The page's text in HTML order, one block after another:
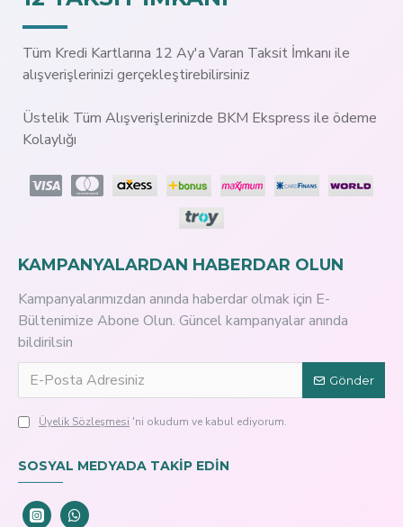
Tüm Kredi Kartlarına 12 Ay'a Varan Taksit İmkanı ile
alışverişlerinizi gerçekleştirebilirsiniz
Üstelik Tüm Alışverişlerinizde BKM Ekspress ile ödeme
Kolaylığı
KAMPANYALARDAN HABERDAR OLUN
Kampanyalarımızdan anında haberdar olmak için E-
Bültenimize Abone Olun. Güncel kampanyalar anında
bildirilsin
Gönder
Üyelik Sözleşmesi 'ni okudum ve kabul ediyorum.
SOSYAL MEDYADA TAKİP EDİN